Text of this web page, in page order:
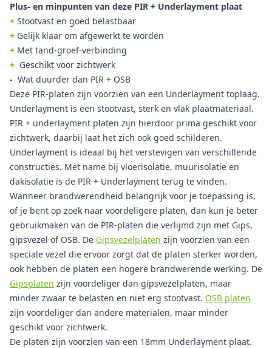
Plus- en minpunten van deze PIR + Underlayment plaat
+ Stootvast en goed belastbaar
+ Gelijk klaar om afgewerkt te worden
+ Met tand-groef-verbinding
+ Geschikt voor zichtwerk
- Wat duurder dan PIR + OSB
Deze PIR-platen zijn voorzien van een Underlayment toplaag.
Underlayment is een stootvast, sterk en vlak plaatmateriaal.
PIR + underlayment platen zijn hierdoor prima geschikt voor
zichtwerk, daarbij laat het zich ook goed schilderen.
Underlayment is ideaal bij het verstevigen van verschillende
constructies. Met name bij vloerisolatie, muurisolatie en
dakisolatie is de PIR + Underlayment terug te vinden.
Wanneer brandwerendheid belangrijk voor je toepassing is,
of je bent op zoek naar voordeligere platen, dan kun je beter
gebruikmaken van de PIR-platen die verlijmd zijn met Gips,
gipsvezel of OSB. De Gipsvezelplaten zijn voorzien van een
speciale vezel die ervoor zorgt dat de platen sterker worden,
ook hebben de platen een hogere brandwerende werking. De
Gipsplaten zijn voordeliger dan gipsvezelplaten, maar
minder zwaar te belasten en niet erg stootvast. OSB platen
zijn voordeliger dan andere materialen, maar minder
geschikt voor zichtwerk.
De platen zijn voorzien van een 18mm Underlayment plaat.